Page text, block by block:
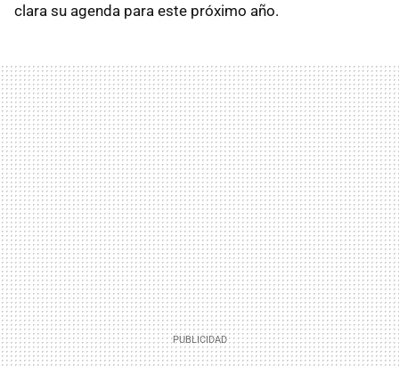
clara su agenda para este próximo año.